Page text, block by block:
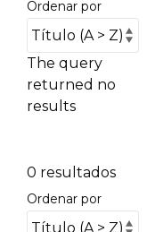
Ordenar por
The query
returned no
results
0 resultados
Ordenar por